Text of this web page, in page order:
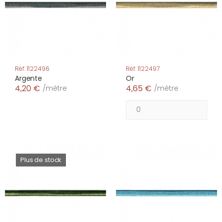
Réf: 1122496
Argente
4,20 € /mètre
Réf: 1122497
Or
4,65 € /mètre
Plus de stock